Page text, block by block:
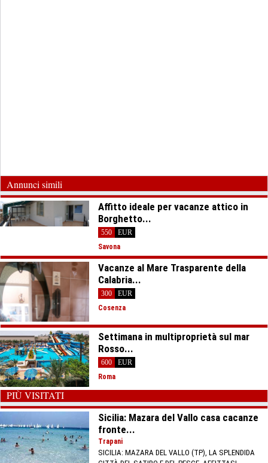
Annunci simili
Affitto ideale per vacanze attico in
Borghetto...
550
EUR
Savona
Vacanze al Mare Trasparente della
Calabria...
300
EUR
Cosenza
Settimana in multiproprietà sul mar
Rosso...
600
EUR
Roma
PIÙ VISITATI
Sicilia: Mazara del Vallo casa cacanze
fronte...
Trapani
SICILIA: MAZARA DEL VALLO (TP), LA SPLENDIDA